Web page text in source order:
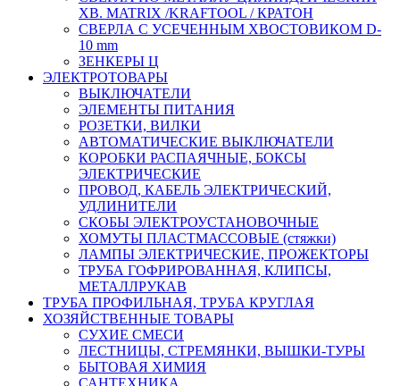
ХВ. MATRIX /KRAFTOOL / КРАТОН
СВЕРЛА С УСЕЧЕННЫМ ХВОСТОВИКОМ D-
10 mm
ЗЕНКЕРЫ Ц
ЭЛЕКТРОТОВАРЫ
ВЫКЛЮЧАТЕЛИ
ЭЛЕМЕНТЫ ПИТАНИЯ
РОЗЕТКИ, ВИЛКИ
АВТОМАТИЧЕСКИЕ ВЫКЛЮЧАТЕЛИ
КОРОБКИ РАСПАЯЧНЫЕ, БОКСЫ
ЭЛЕКТРИЧЕСКИЕ
ПРОВОД, КАБЕЛЬ ЭЛЕКТРИЧЕСКИЙ,
УДЛИНИТЕЛИ
СКОБЫ ЭЛЕКТРОУСТАНОВОЧНЫЕ
ХОМУТЫ ПЛАСТМАССОВЫЕ (стяжки)
ЛАМПЫ ЭЛЕКТРИЧЕСКИЕ, ПРОЖЕКТОРЫ
ТРУБА ГОФРИРОВАННАЯ, КЛИПСЫ,
МЕТАЛЛРУКАВ
ТРУБА ПРОФИЛЬНАЯ, ТРУБА КРУГЛАЯ
ХОЗЯЙСТВЕННЫЕ ТОВАРЫ
СУХИЕ СМЕСИ
ЛЕСТНИЦЫ, СТРЕМЯНКИ, ВЫШКИ-ТУРЫ
БЫТОВАЯ ХИМИЯ
САНТЕХНИКА